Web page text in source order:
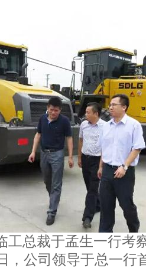
工总裁于孟生一行考
，公司领导于总一行